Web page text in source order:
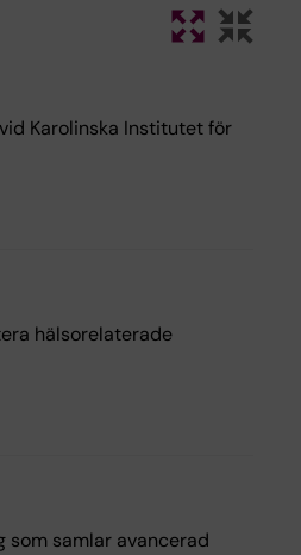
Karolinska Institutet för
hälsorelaterade
som samlar avancerad